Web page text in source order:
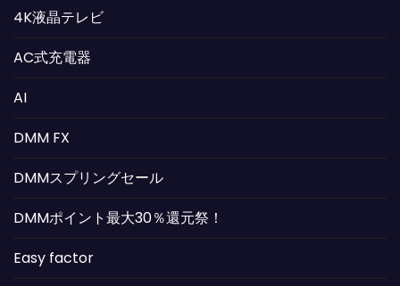
4K液晶テレビ
AC式充電器
AI
DMM FX
DMMスプリングセール
DMMポイント最大30％還元祭！
Easy factor